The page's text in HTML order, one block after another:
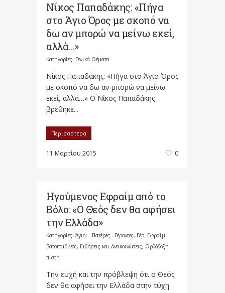
Νίκος Παπαδάκης: «Πήγα
στο Άγιο Όρος με σκοπό να
δω αν μπορώ να μείνω εκεί,
αλλά…»
Κατηγορίες: Γενικά Θέματα
Νίκος Παπαδάκης: «Πήγα στο Άγιο Όρος
με σκοπό να δω αν μπορώ να μείνω
εκεί, αλλά…» Ο Νίκος Παπαδάκης
βρέθηκε...
Περισσότερα
11 Μαρτίου 2015 0
Ηγούμενος Εφραίμ από το
Βόλο: «Ο Θεός δεν θα αφήσει
την Ελλάδα»
Κατηγορίες: Άγιοι - Πατέρες - Γέροντες, Γέρ. Εφραίμ
Βατοπαιδινός, Ειδήσεις και Ανακοινώσεις, Ορθόδοξη
πίστη
Την ευχή και την πρόβλεψη ότι ο Θεός
δεν θα αφήσει την Ελλάδα στην τύχη